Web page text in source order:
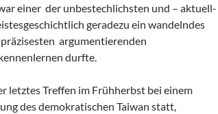
einer der unbestechlichsten und – aktuell-
geradezu ein wandelndes
argumentierenden
durfte.
letztes Treffen im Frühherbst bei einem
des demokratischen Taiwan statt,